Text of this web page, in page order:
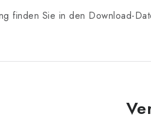
finden Sie in den Download-